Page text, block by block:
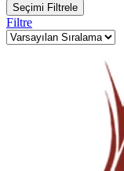
Seçimi Filtrele
Filtre